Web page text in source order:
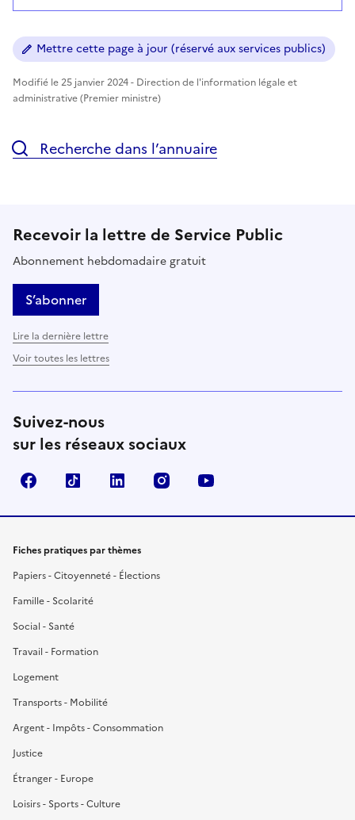
Mettre cette page à jour (réservé aux services publics)
Modifié le 25 janvier 2024 - Direction de l'information légale et
administrative (Premier ministre)
Recherche dans l’annuaire
Recevoir la lettre de Service Public
Abonnement hebdomadaire gratuit
S’abonner
Lire la dernière lettre
Voir toutes les lettres
Suivez-nous
sur les réseaux sociaux
FacebookTikTok LinkedIn Instagram
Fiches pratiques par thèmes
Papiers - Citoyenneté - Élections
Famille - Scolarité
Social - Santé
Travail - Formation
Logement
Transports - Mobilité
Argent - Impôts - Consommation
Justice
Étranger - Europe
Loisirs - Sports - Culture